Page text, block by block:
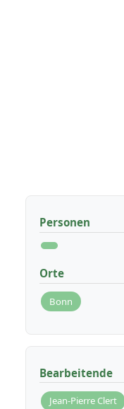
Personen
Orte
Bonn
Bearbeitende
Jean-Pierre Clert